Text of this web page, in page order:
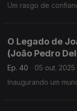
Um rasgo de
O Legado de
(João Pedro
Ep. 40
05 out. 2025
Inaugurando um